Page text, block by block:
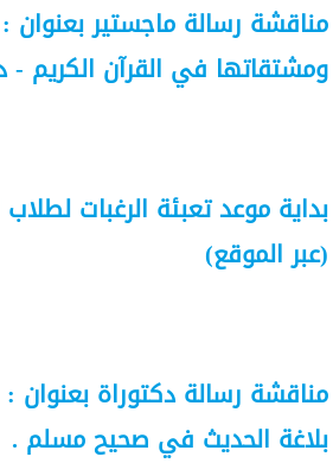
مناقشة رسالة ماجستير بعنوان
ومشتقاتها في القرآن الكريم
بداية موعد تعبئة الرغبات لطلاب
(عبر الموقع)
مناقشة رسالة دكتوراة بعنوان
بلاغة الحديث في صحيح مسلم .